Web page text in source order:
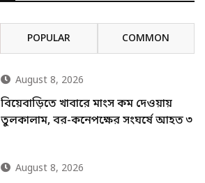
POPULAR COMMON
August 8, 2026
বিয়েবাড়িতে খাবারে মাংস কম দেওয়ায়
তুলকালাম, বর-কনেপক্ষের সংঘর্ষে আহত ৩
August 8, 2026